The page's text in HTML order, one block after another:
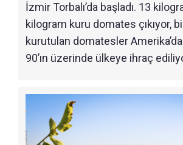
İzmir Torbalı’da başladı. 13
kilogram kuru domates çıkıyor,
kurutulan domatesler
90’ın üzerinde ülkeye ihraç